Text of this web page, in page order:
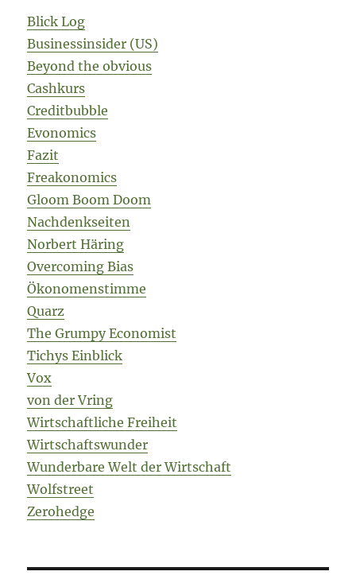
Blick Log
Businessinsider (US)
Beyond the obvious
Cashkurs
Creditbubble
Evonomics
Fazit
Freakonomics
Gloom Boom Doom
Nachdenkseiten
Norbert Häring
Overcoming Bias
Ökonomenstimme
Quarz
The Grumpy Economist
Tichys Einblick
Vox
von der Vring
Wirtschaftliche Freiheit
Wirtschaftswunder
Wunderbare Welt der Wirtschaft
Wolfstreet
Zerohedge